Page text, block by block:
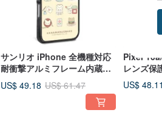
サンリオ iPhone 全機種対応
耐衝撃アルミフレーム内蔵キ
ックスタンド付きスマホケー
ス - 花丸日常
US$ 49.18 US$ 61.47
Pixel
レンズ保
タンドケ
US$ 48.11